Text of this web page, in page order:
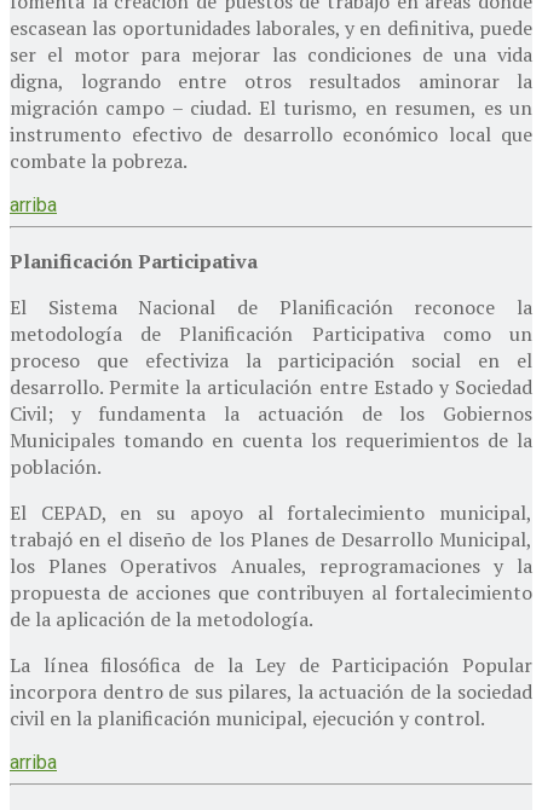
escasean las oportunidades laborales, y en definitiva, puede
ser el motor para mejorar las condiciones de una vida
digna, logrando entre otros resultados aminorar la
migración campo – ciudad. El turismo, en resumen, es un
instrumento efectivo de desarrollo económico local que
combate la pobreza.
arriba
Planificación Participativa
El Sistema Nacional de Planificación reconoce la
metodología de Planificación Participativa como un
proceso que efectiviza la participación social en el
desarrollo. Permite la articulación entre Estado y Sociedad
Civil; y fundamenta la actuación de los Gobiernos
Municipales tomando en cuenta los requerimientos de la
población.
El CEPAD, en su apoyo al fortalecimiento municipal,
trabajó en el diseño de los Planes de Desarrollo Municipal,
los Planes Operativos Anuales, reprogramaciones y la
propuesta de acciones que contribuyen al fortalecimiento
de la aplicación de la metodología.
La línea filosófica de la Ley de Participación Popular
incorpora dentro de sus pilares, la actuación de la sociedad
civil en la planificación municipal, ejecución y control.
arriba